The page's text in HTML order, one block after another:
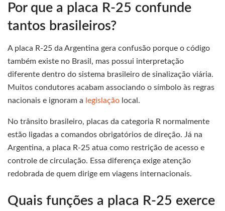
Por que a placa R-25 confunde
tantos brasileiros?
A placa R-25 da Argentina gera confusão porque o código
também existe no Brasil, mas possui interpretação
diferente dentro do sistema brasileiro de sinalização viária.
Muitos condutores acabam associando o símbolo às regras
nacionais e ignoram a legislação local.
No trânsito brasileiro, placas da categoria R normalmente
estão ligadas a comandos obrigatórios de direção. Já na
Argentina, a placa R-25 atua como restrição de acesso e
controle de circulação. Essa diferença exige atenção
redobrada de quem dirige em viagens internacionais.
Quais funções a placa R-25 exerce